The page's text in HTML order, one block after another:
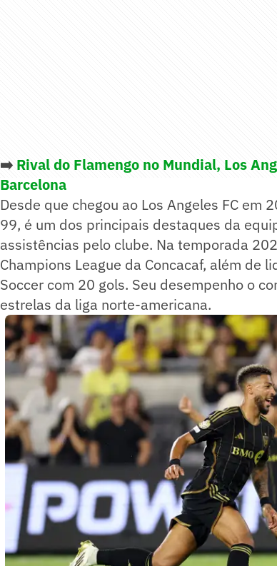
➡️ Rival do Flamengo no Mundial, Los
Barcelona
Desde que chegou ao Los Angeles FC em
99, é um dos principais destaques da
assistências pelo clube. Na temporada
Champions League da Concacaf, além de
Soccer com 20 gols. Seu desempenho o
estrelas da liga norte-americana.